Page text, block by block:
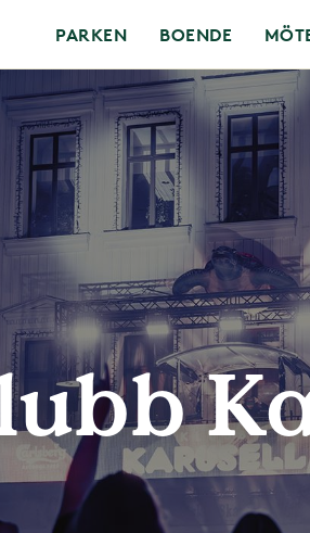
PARKEN BOENDE